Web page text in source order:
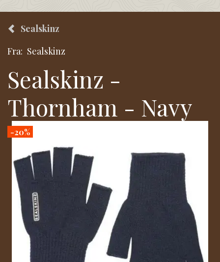
Sealskinz
Fra: Sealskinz
Sealskinz -
Thornham - Navy
-20%